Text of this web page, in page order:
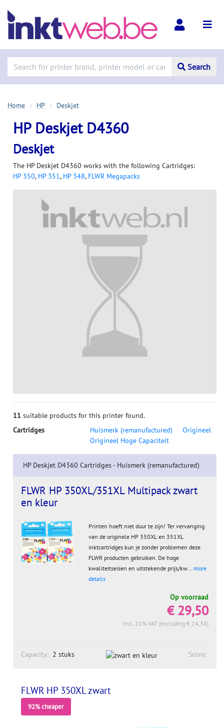
Search
Home HP Deskjet
HP Deskjet D4360
Deskjet
The HP Deskjet D4360 works with the following Cartridges:
HP 350, HP 351, HP 348, FLWR Megapacks
11 suitable products for this printer found.
Cartridges
Huismerk (remanufactured)
Origineel
Origineel Hoge Capaciteit
HP Deskjet D4360 Cartridges - Huismerk (remanufactured)
FLWR HP 350XL/351XL Multipack zwart
en kleur
Printen hoeft niet duur te zijn! Ter vervanging
van de originele HP 350XL en 351XL
inktcartridges kun je zonder problemen deze
FLWR producten gebruiken. De hoge
kwaliteitseisen en uitstekende prijs/kw... more
details
Op voorraad
€ 29,50
incl. 21% VAT (excluding € 24,38)
Capacity: 2 stuks Score:
FLWR HP 350XL zwart
92% cheaper